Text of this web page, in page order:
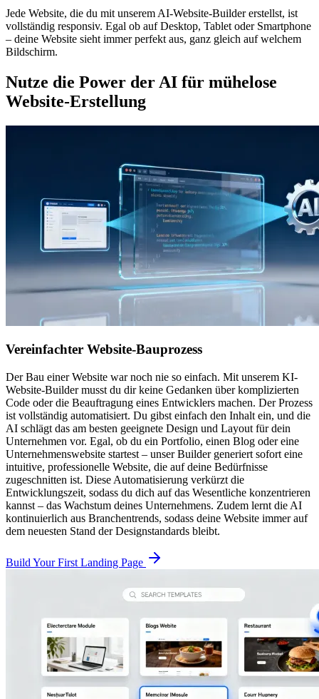
Jede Website, die du mit unserem AI-Website-Builder erstellst, ist
vollständig responsiv. Egal ob auf Desktop, Tablet oder Smartphone
– deine Website sieht immer perfekt aus, ganz gleich auf welchem
Bildschirm.
Nutze die Power der AI für mühelose
Website-Erstellung
Vereinfachter Website-Bauprozess
Der Bau einer Website war noch nie so einfach. Mit unserem KI-
Website-Builder musst du dir keine Gedanken über komplizierten
Code oder die Beauftragung eines Entwicklers machen. Der Prozess
ist vollständig automatisiert. Du gibst einfach den Inhalt ein, und die
AI schlägt das am besten geeignete Design und Layout für dein
Unternehmen vor. Egal, ob du ein Portfolio, einen Blog oder eine
Unternehmenswebsite startest – unser Builder generiert sofort eine
intuitive, professionelle Website, die auf deine Bedürfnisse
zugeschnitten ist. Diese Automatisierung verkürzt die
Entwicklungszeit, sodass du dich auf das Wesentliche konzentrieren
kannst – das Wachstum deines Unternehmens. Zudem lernt die AI
kontinuierlich aus Branchentrends, sodass deine Website immer auf
dem neuesten Stand der Designstandards bleibt.
Build Your First Landing Page